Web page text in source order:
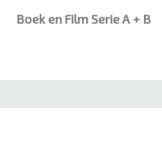
Boek en Film Serie A + B